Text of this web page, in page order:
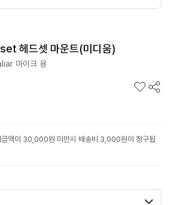
헤드셋 마운트(미디움)
마이크 용
금액이 30,000원 미만시 배송비 3,000원이 청구됩